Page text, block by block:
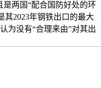
两国“配合国防好处的环
其2023年钢铁出口的最大
为没有“合理来由”对其出